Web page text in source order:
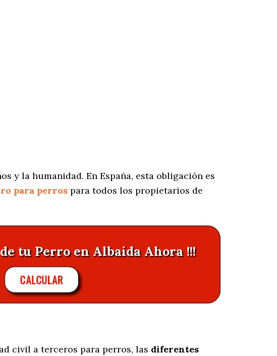
y la humanidad. En España, esta obligación es
para perros para todos los propietarios de
tu Perro en Albaida Ahora !!!
CALCULAR
civil a terceros para perros, las diferentes